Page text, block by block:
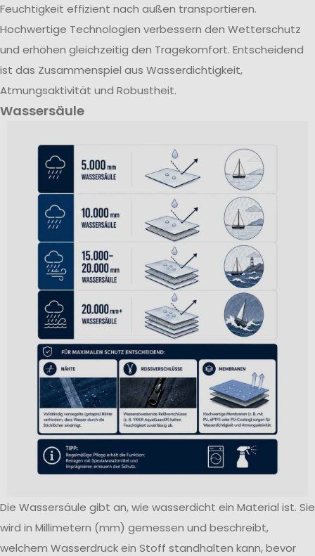
Feuchtigkeit effizient nach außen transportieren.
Hochwertige Technologien verbessern den Wetterschutz
und erhöhen gleichzeitig den Tragekomfort. Entscheidend
ist das Zusammenspiel aus Wasserdichtigkeit,
Atmungsaktivität und Robustheit.
Wassersäule
Die Wassersäule gibt an, wie wasserdicht ein Material ist. Sie
wird in Millimetern (mm) gemessen und beschreibt,
welchem Wasserdruck ein Stoff standhalten kann, bevor